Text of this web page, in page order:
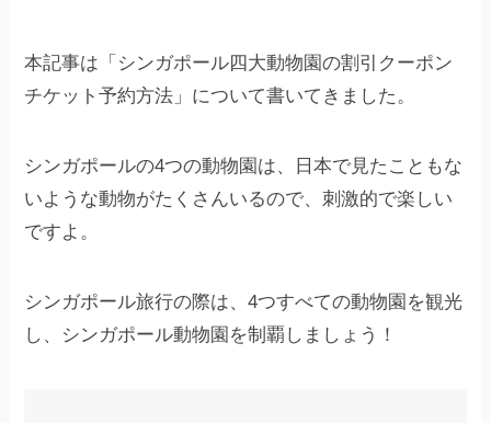
本記事は「シンガポール四大動物園の割引クーポン
チケット予約方法」について書いてきました。
シンガポールの4つの動物園は、日本で見たこともな
いような動物がたくさんいるので、刺激的で楽しい
ですよ。
シンガポール旅行の際は、4つすべての動物園を観光
し、シンガポール動物園を制覇しましょう！